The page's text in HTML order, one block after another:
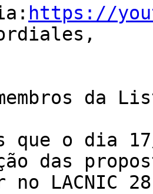
https://
da
que o dia
das
no LACNIC